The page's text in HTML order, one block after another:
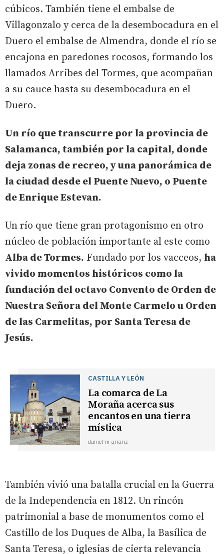
cúbicos. También tiene el embalse de
Villagonzalo y cerca de la desembocadura en el
Duero el embalse de Almendra, donde el río se
encajona en paredones rocosos, formando los
llamados Arribes del Tormes, que acompañan
a su cauce hasta su desembocadura en el
Duero.
Un río que transcurre por la provincia de
Salamanca, también por la capital, donde
deja zonas de recreo, y una panorámica de
la ciudad desde el Puente Nuevo, o Puente
de Enrique Estevan.
Un río que tiene gran protagonismo en otro
núcleo de población importante al este como
Alba de Tormes. Fundado por los vacceos, ha
vivido momentos históricos como la
fundación del octavo Convento de Orden de
Nuestra Señora del Monte Carmelo u Orden
de las Carmelitas, por Santa Teresa de
Jesús.
CASTILLA Y LEÓN
La comarca de La
Moraña acerca sus
encantos en una tierra
mística
daniel-m-arranz
También vivió una batalla crucial en la Guerra
de la Independencia en 1812. Un rincón
patrimonial a base de monumentos como el
Castillo de los Duques de Alba, la Basílica de
Santa Teresa, o iglesias de cierta relevancia